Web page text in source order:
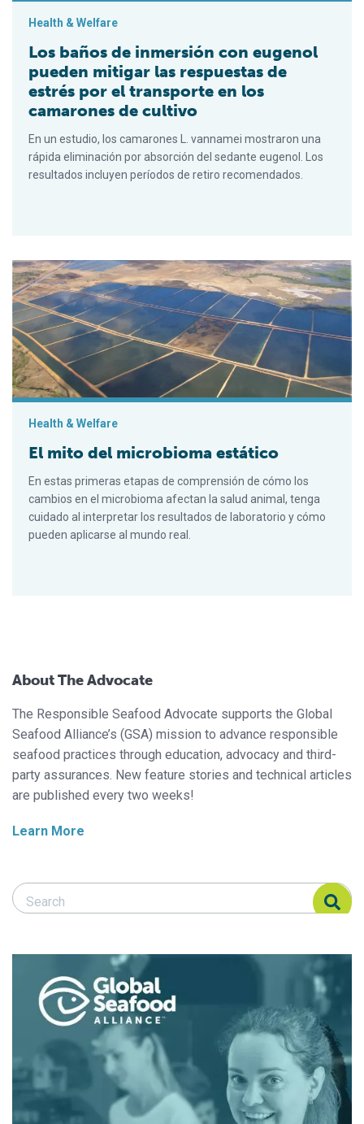
Health & Welfare
Los baños de inmersión con eugenol
pueden mitigar las respuestas de
estrés por el transporte en los
camarones de cultivo
En un estudio, los camarones L. vannamei mostraron una
rápida eliminación por absorción del sedante eugenol. Los
resultados incluyen períodos de retiro recomendados.
El mito del microbioma estático
Health & Welfare
El mito del microbioma estático
En estas primeras etapas de comprensión de cómo los
cambios en el microbioma afectan la salud animal, tenga
cuidado al interpretar los resultados de laboratorio y cómo
pueden aplicarse al mundo real.
About The Advocate
The Responsible Seafood Advocate supports the Global
Seafood Alliance’s (GSA) mission to advance responsible
seafood practices through education, advocacy and third-
party assurances. New feature stories and technical articles
are published every two weeks!
Learn More
Search Responsible Seafood Advocate
Search Responsible Seafood Advocate